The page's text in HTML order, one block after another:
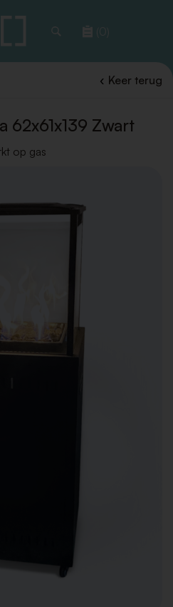
(0)
Keer terug
62x61x139 Zwart
op gas